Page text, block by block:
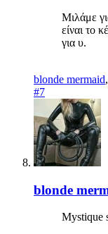
Μιλάμε
είναι το
για υ.
blonde mermaid,
#7
blonde
Mystique